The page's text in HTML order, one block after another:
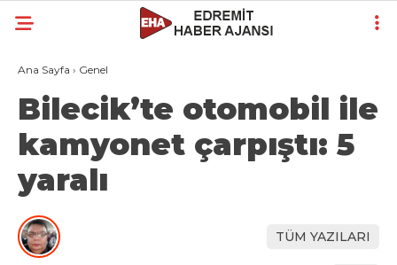
Ana Sayfa › Genel
Bilecik’te otomobil ile
kamyonet çarpıştı: 5
yaralı
TÜM YAZILARI